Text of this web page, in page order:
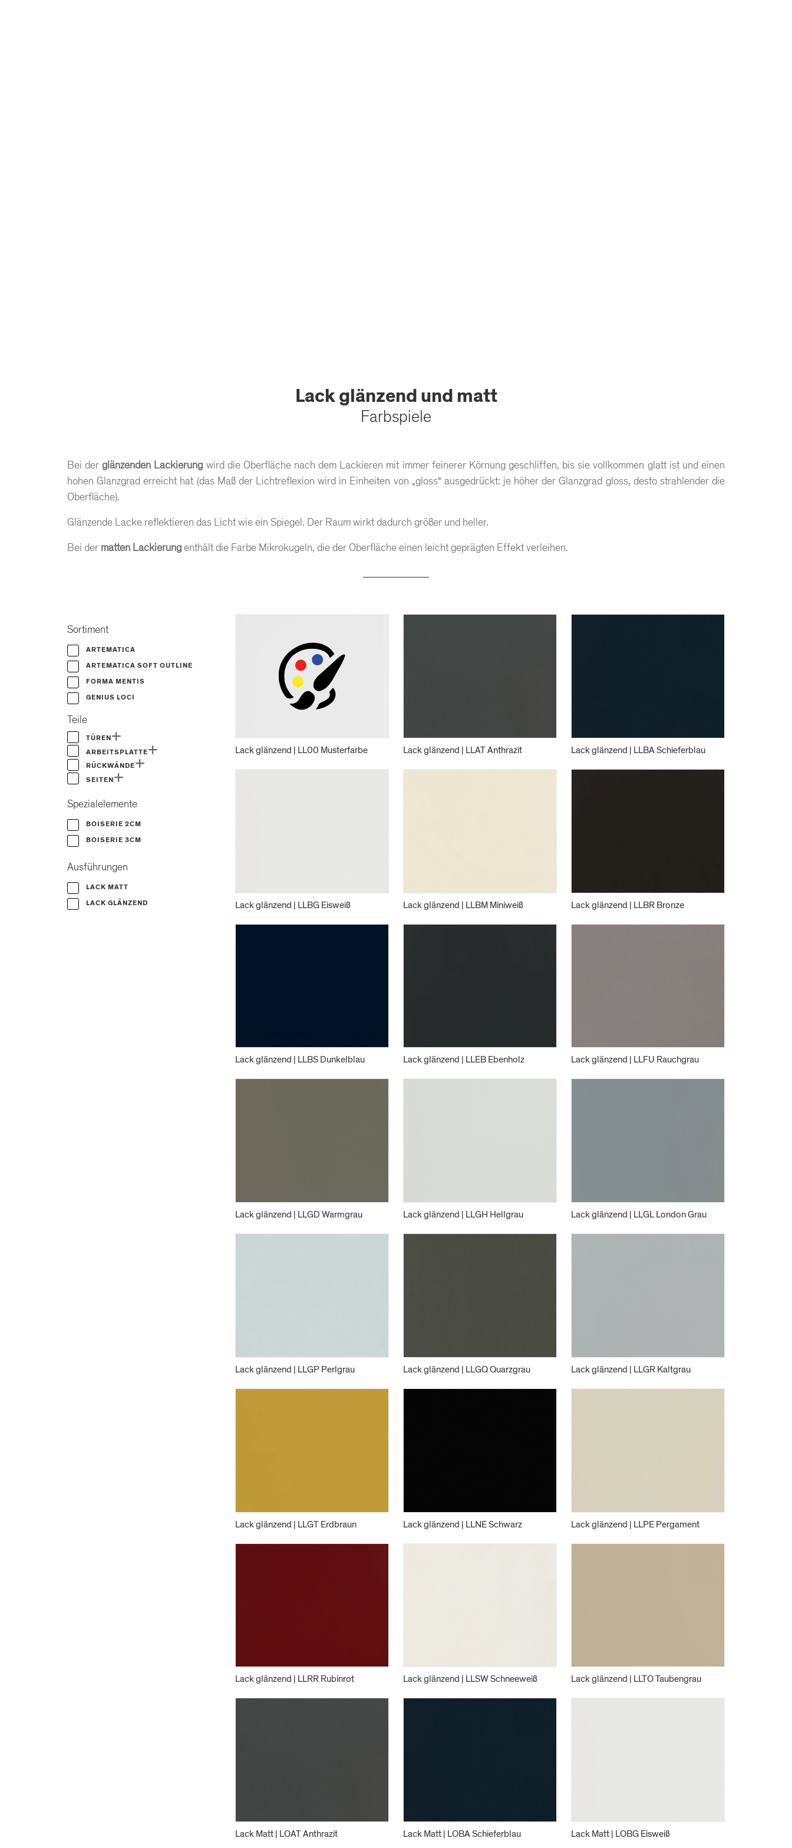
Lack glänzend und matt
Farbspiele
Bei derglänzenden Lackierung wird die Oberfläche nach dem Lackieren mit immer feinerer Körnung geschliffen, bis sie vollkommen glatt ist und einen
hohen Glanzgrad erreicht hat (das Maß der Lichtreflexion wird in Einheiten von „gloss“ ausgedrückt: je höher der Glanzgrad gloss, desto strahlender die
Oberfläche).
Glänzende Lacke reflektieren das Licht wie ein Spiegel. Der Raum wirkt dadurch größer und heller.
Bei der matten Lackierungenthält die Farbe Mikrokugeln, die der Oberfläche einen leicht geprägten Effekt verleihen.
Sortiment
ARTEMATICA
ARTEMATICA SOFT OUTLINE
FORMA MENTIS
GENIUS LOCI
Teile
TÜREN
ARBEITSPLATTE
RÜCKWÄNDE
SEITEN
Spezialelemente
BOISERIE 2CM
BOISERIE 3CM
Ausführungen
LACK MATT
LACK GLÄNZEND
Lack glänzend | LL00 Musterfarbe Lack glänzend | LLAT Anthrazit Lack glänzend | LLBA Schieferblau
Lack glänzend | LLBG Eisweiß Lack glänzend | LLBM Miniweiß Lack glänzend | LLBR Bronze
Lack glänzend | LLBS Dunkelblau Lack glänzend | LLEB Ebenholz Lack glänzend | LLFU Rauchgrau
Lack glänzend | LLGD Warmgrau Lack glänzend | LLGH Hellgrau Lack glänzend | LLGL London Grau
Lack glänzend | LLGP Perlgrau Lack glänzend | LLGQ Quarzgrau Lack glänzend | LLGR Kaltgrau
Lack glänzend | LLGT Erdbraun Lack glänzend | LLNE Schwarz Lack glänzend | LLPE Pergament
Lack glänzend | LLRR Rubinrot Lack glänzend | LLSW Schneeweiß Lack glänzend | LLTO Taubengrau
Lack Matt | LOAT Anthrazit Lack Matt | LOBA Schieferblau Lack Matt | LOBG Eisweiß